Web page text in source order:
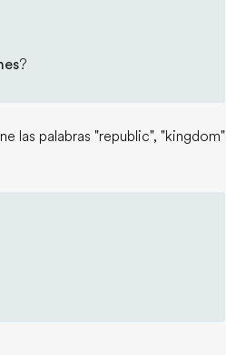
?
las palabras "republic", "kingdom"